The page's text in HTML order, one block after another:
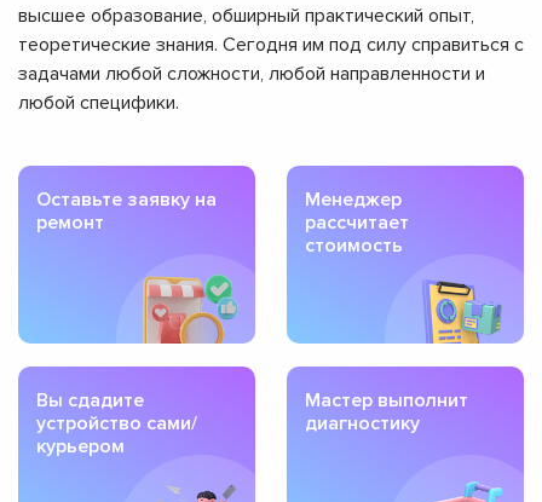
высшее образование, обширный практический опыт,
теоретические знания. Сегодня им под силу справиться с
задачами любой сложности, любой направленности и
любой специфики.
Оставьте заявку на
ремонт
Менеджер
рассчитает
стоимость
Вы сдадите
устройство сами/
курьером
Мастер выполнит
диагностику